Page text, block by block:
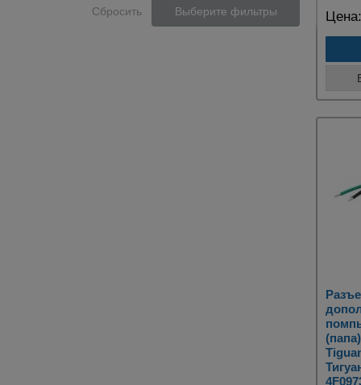
Сбросить Выберите фильтры Цена: